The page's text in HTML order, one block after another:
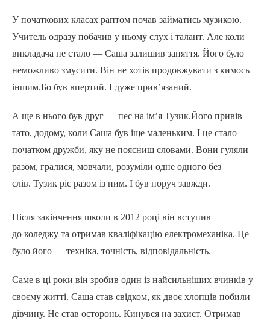
У початкових класах раптом почав займатись музикою.
Учитель одразу побачив у ньому слух і талант. Але коли
викладача не стало — Саша залишив заняття. Його було
неможливо змусити. Він не хотів продовжувати з кимось
іншим.Бо був впертий. І дуже прив’язаний.
А ще в нього був друг — пес на ім’я Тузик.Його привів
тато, додому, коли Саша був іще маленьким. І це стало
початком дружби, яку не поясниш словами. Вони гуляли
разом, гралися, мовчали, розуміли одне одного без
слів. Тузик ріс разом із ним. І був поруч завжди.
Після закінчення школи в 2012 році він вступив
до коледжу та отримав кваліфікацію електромеханіка. Це
було його — техніка, точність, відповідальність.
Саме в ці роки він зробив один із найсильніших вчинків у
своєму житті. Саша став свідком, як двоє хлопців побили
дівчину. Не став осторонь. Кинувся на захист. Отримав